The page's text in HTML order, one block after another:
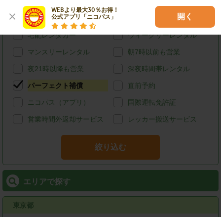
WEBより最大30％お得！
公式アプリ「ニコパス」
開く
給油可能
宅配レンタカー ウィークリーレンタル
マンスリーレンタル 朝7時以前も営業
夜21時以降も営業 深夜時間帯レンタル
パーフェクト補償 直前予約
ニコパス（アプリ） 国際運転免許証
営業時間外返却サービス レッカー搬送サービス
絞り込む
エリアで探す
東京都